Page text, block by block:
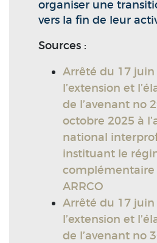
organiser une
vers la fin de leur
Sources :
Arrêté du 17
l’extension et
de l’avenant no
octobre 2025 à
national
instituant le
complémentaire
ARRCO
Arrêté du 17
l’extension et
de l’avenant no